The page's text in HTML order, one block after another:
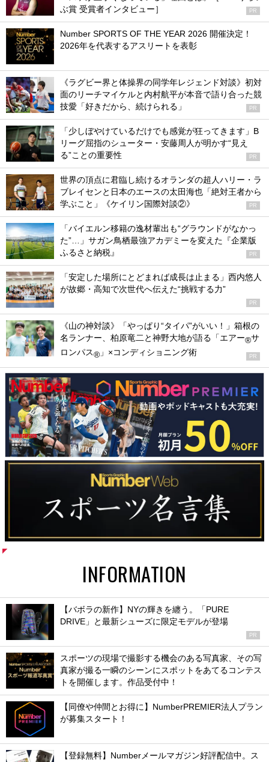
ぶ賞 受賞者インタビュー］
PR
Number SPORTS OF THE YEAR 2026 開催決定！
2026年を代表するアスリートを表彰
《ラグビー界と体操界の同学年レジェンド対談》初対
面のリーチマイケルと内村航平が本音で語り合った競
技愛「好きだから、続けられる」
PR
「少しぼやけているだけでも感覚が狂ってきます」B
リーグ屈指のシューター・安藤周人が明かす“見え
る”ことの重要性
PR
世界の頂点に君臨し続けるオランダの超人ハリー・ラ
ブレイセンと日本のエースの太田海也「絶対王者から
学ぶこと」《ケイリン国際対談②》
PR
「バイエルン移籍の逸材輩出も“グラウンドがなかっ
た”…」サガン鳥栖最強アカデミーを変えた『企業版
ふるさと納税』
PR
「安定した場所にとどまれば成長は止まる」西内悠人
が故郷・高知で次世代へ伝えた“挑戦する力”
PR
《山の神対談》「やっぱり“タイパ”がいい！」箱根の
名ランナー、柏原竜二と神野大地が語る「エアー®サ
ロンパス® 」×コンディショニング術 PR
INFORMATION
【バボラの新作】NYの輝きを纏う。「PURE
DRIVE」と最新シューズに限定モデルが登場
PR
スポーツの現場で撮影する機会のある写真家、その写
真家が撮る一瞬のシーンにスポットをあてるコンテス
トを開催します。作品受付中！
【同僚や仲間とお得に】NumberPREMIER法人プラン
が募集スタート！
【登録無料】Numberメールマガジン好評配信中。ス